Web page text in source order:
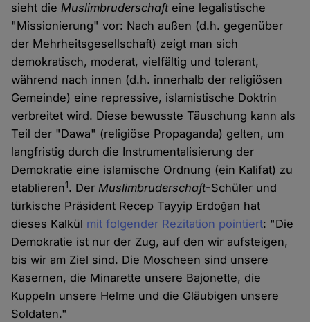
sieht dieMuslimbruderschafteine legalistische
"Missionierung" vor: Nach außen (d.h. gegenüber
der Mehrheitsgesellschaft) zeigt man sich
demokratisch, moderat, vielfältig und tolerant,
während nach innen (d.h. innerhalb der religiösen
Gemeinde) eine repressive, islamistische Doktrin
verbreitet wird. Diese bewusste Täuschung kann als
Teil der "Dawa" (religiöse Propaganda) gelten, um
langfristig durch die Instrumentalisierung der
Demokratie eine islamische Ordnung (ein Kalifat) zu
etablieren1. DerMuslimbruderschaft-Schüler und
türkische Präsident Recep Tayyip Erdoğan hat
dieses Kalkül mit folgender Rezitation pointiert: "Die
Demokratie ist nur der Zug, auf den wir aufsteigen,
bis wir am Ziel sind. Die Moscheen sind unsere
Kasernen, die Minarette unsere Bajonette, die
Kuppeln unsere Helme und die Gläubigen unsere
Soldaten."